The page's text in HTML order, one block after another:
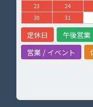
23
24
30
31
定休日 午後営業
営業 / イベント